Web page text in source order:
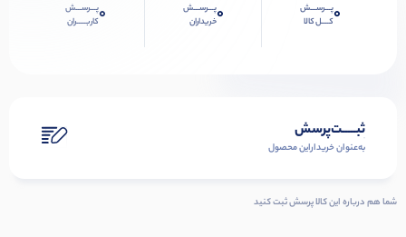
0پـــرســـش
کــــل کالا
0پـــرســـش
خریداران
0پـــرســـش
کاربـــــران
ثبـــــت‌پرسش
به‌عنوان ‌خریدار‌این‌ محصول
شما هم درباره این کالا پرسش ثبت کنید